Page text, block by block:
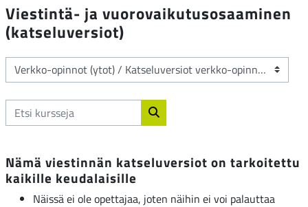
Viestintä- ja vuorovaikutusosaaminen
(katseluversiot)
Kurssikategoriat
Etsi kursseja
Etsi kursseja
Nämä viestinnän katseluversiot on tarkoitettu
kaikille keudalaisille
Näissä ei ole opettajaa, joten näihin ei voi palauttaa